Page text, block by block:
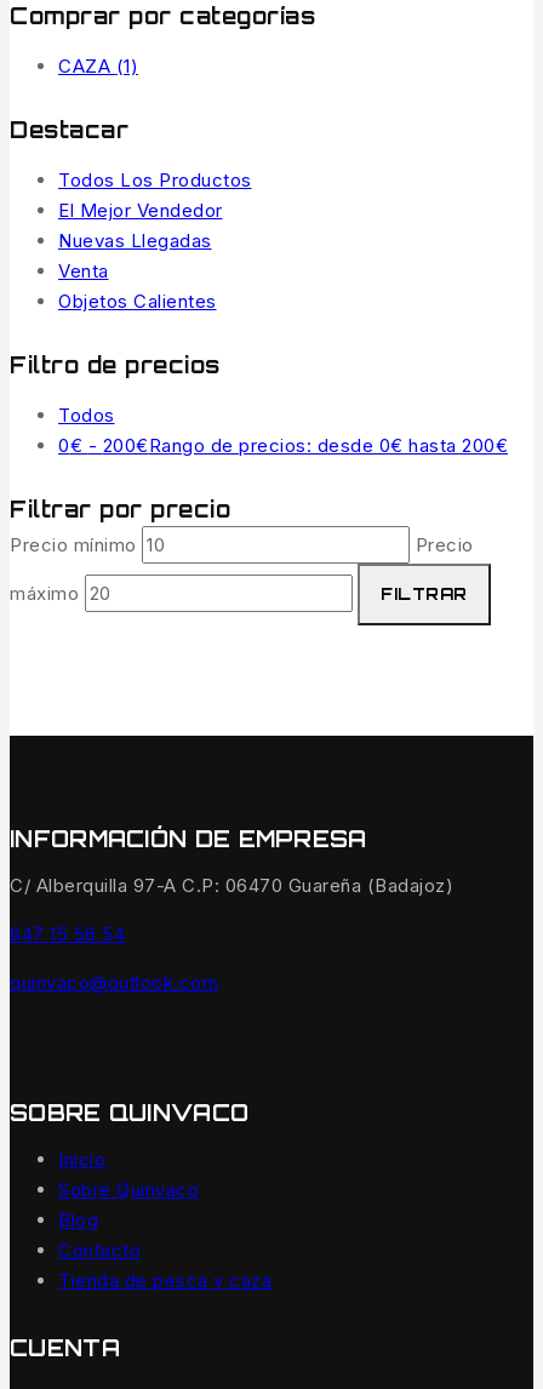
Comprar por categorías
CAZA (1)
Destacar
Todos Los Productos
El Mejor Vendedor
Nuevas Llegadas
Venta
Objetos Calientes
Filtro de precios
Todos
0€ - 200€Rango de precios: desde 0€ hasta 200€
Filtrar por precio
Precio mínimo Precio
máximo FILTRAR
INFORMACIÓN DE EMPRESA
C/ Alberquilla 97-A C.P: 06470 Guareña (Badajoz)
647 15 56 54
quinvaco@outlook.com
SOBRE QUINVACO
Inicio
Sobre Quinvaco
Blog
Contacto
Tienda de pesca y caza
CUENTA